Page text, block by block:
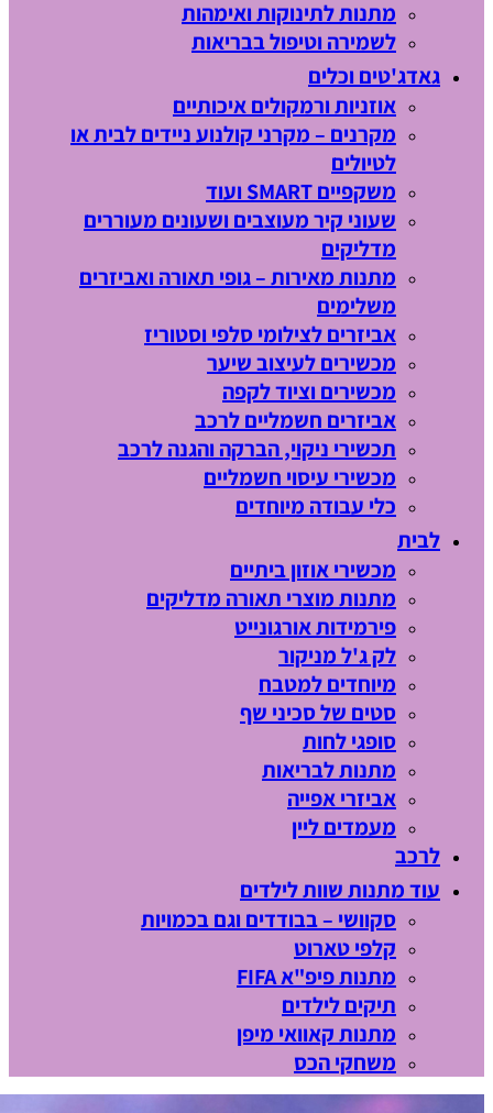
מתנות לתינוקות ואימהות
לשמירה וטיפול בבריאות
גאדג'טים וכלים
אוזניות ורמקולים איכותיים
מקרנים – מקרני קולנוע ניידים לבית או
לטיולים
משקפיים SMART ועוד
שעוני קיר מעוצבים ושעונים מעוררים
מדליקים
מתנות מאירות – גופי תאורה ואביזרים
משלימים
אביזרים לצילומי סלפי וסטוריז
מכשירים לעיצוב שיער
מכשירים וציוד לקפה
אביזרים חשמליים לרכב
תכשירי ניקוי, הברקה והגנה לרכב
מכשירי עיסוי חשמליים
כלי עבודה מיוחדים
לבית
מכשירי אוזון ביתיים
מתנות מוצרי תאורה מדליקים
פירמידות אורגונייט
לק ג'ל מניקור
מיוחדים למטבח
סטים של סכיני שף
סופגי לחות
מתנות לבריאות
אביזרי אפייה
מעמדים ליין
לרכב
עוד מתנות שוות לילדים
סקוושי – בבודדים וגם בכמויות
קלפי טארוט
מתנות פיפ"א FIFA
תיקים לילדים
מתנות קאוואי מיפן
משחקי הכס